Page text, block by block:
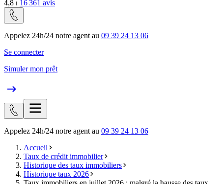
4,8 ⏐ 16 361 avis
Appelez 24h/24 notre agent au 09 39 24 13 06
Se connecter
Simuler mon prêt
Appelez 24h/24 notre agent au 09 39 24 13 06
Accueil
Taux de crédit immobilier
Historique des taux immobiliers
Historique taux 2026